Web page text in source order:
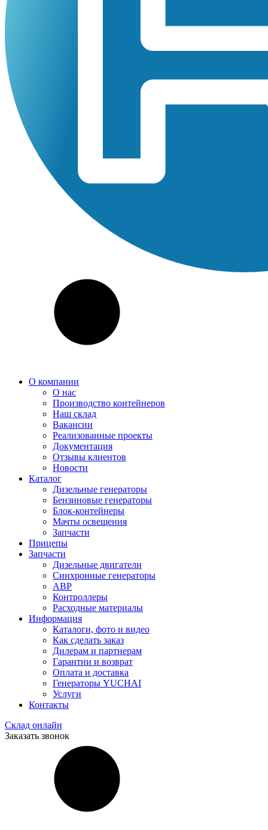
О компании
О нас
Производство контейнеров
Наш склад
Вакансии
Реализованные проекты
Документация
Отзывы клиентов
Новости
Каталог
Дизельные генераторы
Бензиновые генераторы
Блок-контейнеры
Мачты освещения
Запчасти
Прицепы
Запчасти
Дизельные двигатели
Синхронные генераторы
АВР
Контроллеры
Расходные материалы
Информация
Каталоги, фото и видео
Как сделать заказ
Дилерам и партнерам
Гарантии и возврат
Оплата и доставка
Генераторы YUCHAI
Услуги
Контакты
Склад онлайн
Заказать звонок